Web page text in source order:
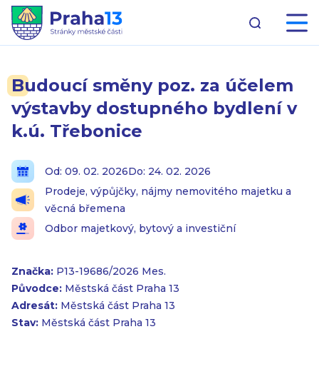
Budoucí směny poz. za účelem
výstavby dostupného bydlení v
k.ú. Třebonice
Od: 09. 02. 2026Do: 24. 02. 2026
Prodeje, výpůjčky, nájmy nemovitého majetku a
věcná břemena
Odbor majetkový, bytový a investiční
Značka: P13-19686/2026 Mes.
Původce: Městská část Praha 13
Adresát: Městská část Praha 13
Stav: Městská část Praha 13